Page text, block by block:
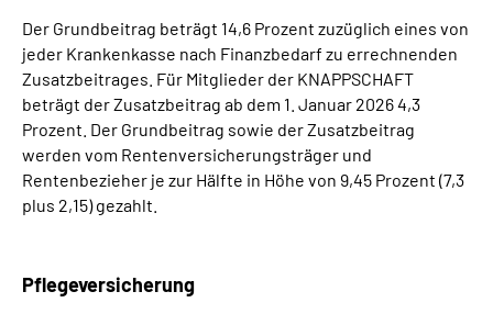
Der Grundbeitrag beträgt 14,6 Prozent zuzüglich eines von
jeder Krankenkasse nach Finanzbedarf zu errechnenden
Zusatzbeitrages. Für Mitglieder der KNAPPSCHAFT
beträgt der Zusatzbeitrag ab dem 1. Januar 2026 4,3
Prozent. Der Grundbeitrag sowie der Zusatzbeitrag
werden vom Rentenversicherungsträger und
Rentenbezieher je zur Hälfte in Höhe von 9,45 Prozent (7,3
plus 2,15) gezahlt.
Pflegeversicherung